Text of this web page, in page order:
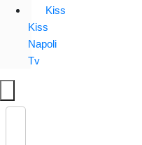
Kiss
Kiss
Napoli
Tv